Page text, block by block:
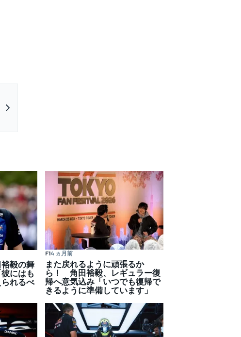
毅の舞
にはも
れるべ
F14 ヵ月前
また戻れるように頑張るか
ら！ 角田裕毅、レギュラー復
帰へ意気込み「いつでも復帰で
きるように準備しています」